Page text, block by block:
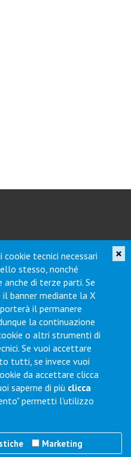
servizi, porte aperte e
Barberino Tavarnelle (FI) -
650216
tecnici necessari
stesso, nonché
di terze parti. Se
il banner mediante la X
il permanere
la continuazione
o altri strumenti di
Se vuoi accettare
tutti, se invece vuoi
da accettare clicca
saperne di più clicca
permetti l'utilizzo
Marketing
×